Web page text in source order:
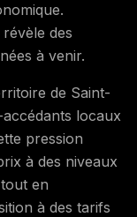
des
à venir.
de Saint-
locaux
pression
à des niveaux
en
à des tarifs